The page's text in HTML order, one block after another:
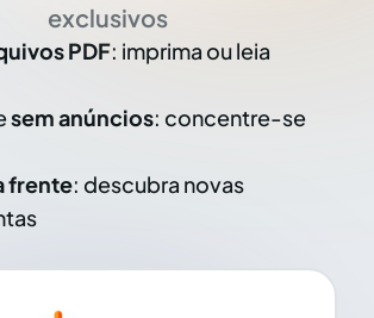
exclusivos
PDF: imprima ou leia
sem anúncios: concentre-se
frente: descubra novas